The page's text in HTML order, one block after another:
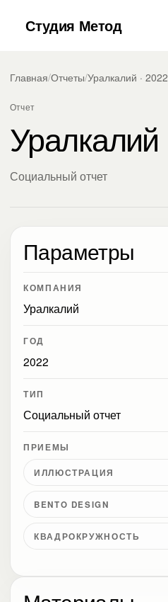
Студия Метод
Главная/Отчеты/Уралкалий · 2022
Отчет
Уралкалий
Социальный отчет
Параметры
КОМПАНИЯ
Уралкалий
ГОД
2022
ТИП
Социальный отчет
ПРИЕМЫ
ИЛЛЮСТРАЦИЯ
BENTO DESIGN
КВАДРОКРУЖНОСТЬ